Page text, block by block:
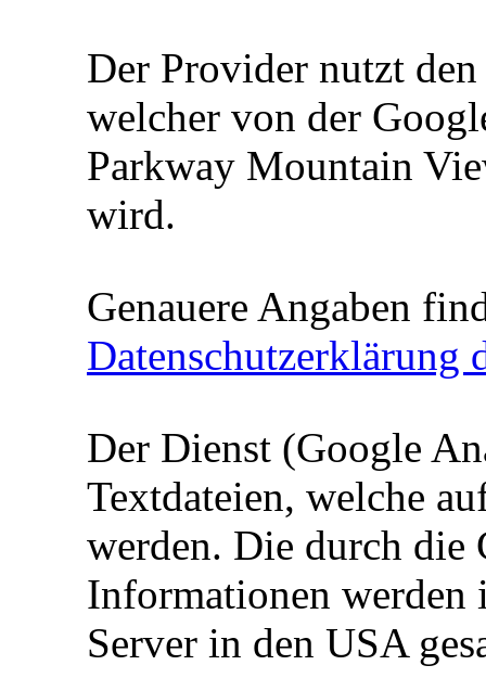
Der Provider nutzt
welcher von der
Parkway Mountain
wird.
Genauere Angaben
Datenschutzerklärung
Der Dienst (Google
Textdateien, welche
werden. Die durch die
Informationen werden
Server in den USA